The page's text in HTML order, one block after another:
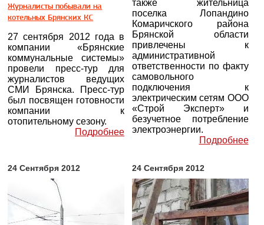
Журналисты побывали на
котельных Брянских КС
27 сентября 2012 года в
компании «Брянские
коммунальные системы»
провели пресс-тур для
журналистов ведущих
СМИ Брянска. Пресс-тур
был посвящен готовности
компании к
отопительному сезону.
Подробнее
также жительница
поселка Лопандино
Комаричского района
Брянской области
привлечены к
административной
ответственности по факту
самовольного
подключения к
электрическим сетям ООО
«Строй Эксперт» и
безучетное потребление
электроэнергии.
Подробнее
24 Сентября 2012 24 Сентября 2012